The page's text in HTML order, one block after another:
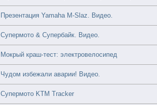
Презентация Yamaha M-Slaz. Видео.
Супермото & Супербайк. Видео.
Мокрый краш-тест: электровелосипед
Чудом избежали аварии! Видео.
Супермото KTM Tracker